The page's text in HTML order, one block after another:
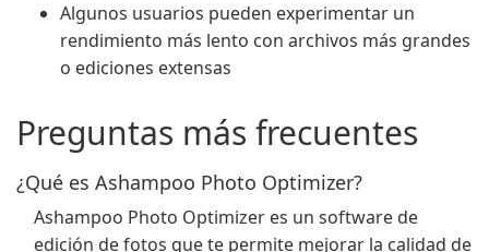
Algunos usuarios pueden experimentar un
rendimiento más lento con archivos más grandes
o ediciones extensas
Preguntas más frecuentes
¿Qué es Ashampoo Photo Optimizer?
Ashampoo Photo Optimizer es un software de
edición de fotos que te permite mejorar la calidad de